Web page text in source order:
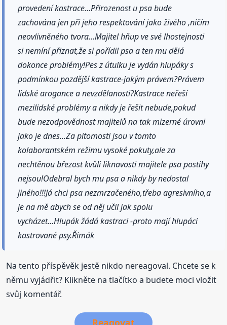
provedení kastrace...Přirozenost u psa bude
zachována jen při jeho respektování jako živého ,ničím
neovlivněného tvora...Majitel hňup ve své lhostejnosti
si nemíní přiznat,že si pořídil psa a ten mu dělá
dokonce problémy!Pes z útulku je vydán hlupáky s
podmínkou pozdější kastrace-jakým právem?Právem
lidské arogance a nevzdělanosti?Kastrace neřeší
mezilidské problémy a nikdy je řešit nebude,pokud
bude nezodpovědnost majitelů na tak mizerné úrovni
jako je dnes...Za pitomosti jsou v tomto
kolaborantském režimu vysoké pokuty,ale za
nechtěnou březost kvůli liknavosti majitele psa postihy
nejsou!Odebral bych mu psa a nikdy by nedostal
jiného!!!Já chci psa nezmrzačeného,třeba agresivního,a
je na mě abych se od něj učil jak spolu
vycházet...Hlupák žádá kastraci -proto mají hlupáci
kastrované psy.Řimák
Na tento příspěvěk jestě nikdo nereagoval. Chcete se k
němu vyjádřit? Klikněte na tlačítko a budete moci vložit
svůj komentář.
Reagovat